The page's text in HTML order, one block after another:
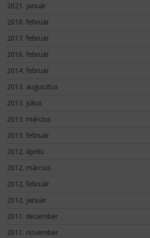
2021. január
2018. február
2017. február
2016. február
2014. február
2013. augusztus
2013. július
2013. március
2013. február
2012. április
2012. március
2012. február
2012. január
2011. december
2011. november